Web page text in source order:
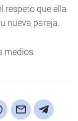
respeto que ella
nueva pareja.
medios